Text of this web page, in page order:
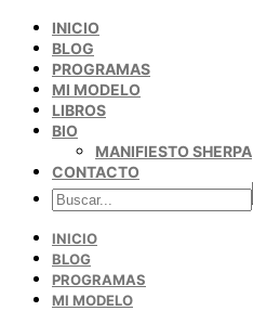
INICIO
BLOG
PROGRAMAS
MI MODELO
LIBROS
BIO
MANIFIESTO SHERPA
CONTACTO
INICIO
BLOG
PROGRAMAS
MI MODELO